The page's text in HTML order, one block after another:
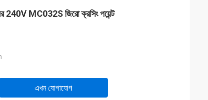
240V MC032S জিরো ক্রসিং পয়েন্ট
এখন যোগাযোগ